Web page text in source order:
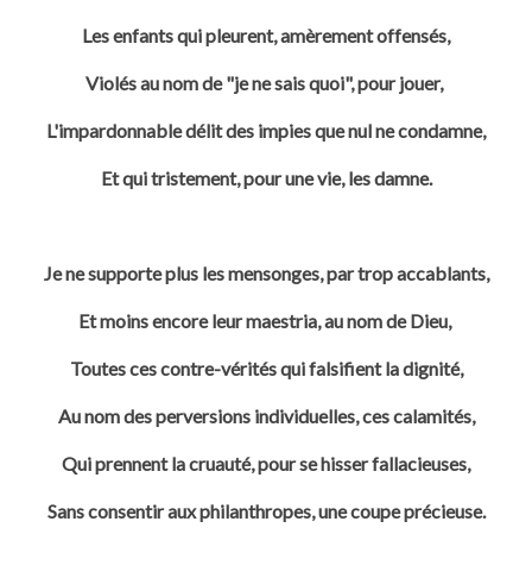
Les enfants qui pleurent, amèrement offensés,
Violés au nom de "je ne sais quoi", pour jouer,
L'impardonnable délit des impies que nul ne condamne,
Et qui tristement, pour une vie, les damne.
Je ne supporte plus les mensonges, par trop accablants,
Et moins encore leur maestria, au nom de Dieu,
Toutes ces contre-vérités qui falsifient la dignité,
Au nom des perversions individuelles, ces calamités,
Qui prennent la cruauté, pour se hisser fallacieuses,
Sans consentir aux philanthropes, une coupe précieuse.